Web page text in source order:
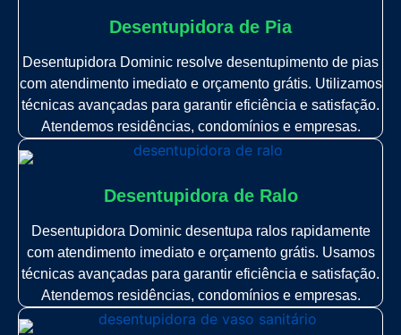
Desentupidora de Pia
Desentupidora Dominic resolve desentupimento de pias
com atendimento imediato e orçamento grátis. Utilizamos
técnicas avançadas para garantir eficiência e satisfação.
Atendemos residências, condomínios e empresas.
Desentupidora de Ralo
Desentupidora Dominic desentupa ralos rapidamente
com atendimento imediato e orçamento grátis. Usamos
técnicas avançadas para garantir eficiência e satisfação.
Atendemos residências, condomínios e empresas.